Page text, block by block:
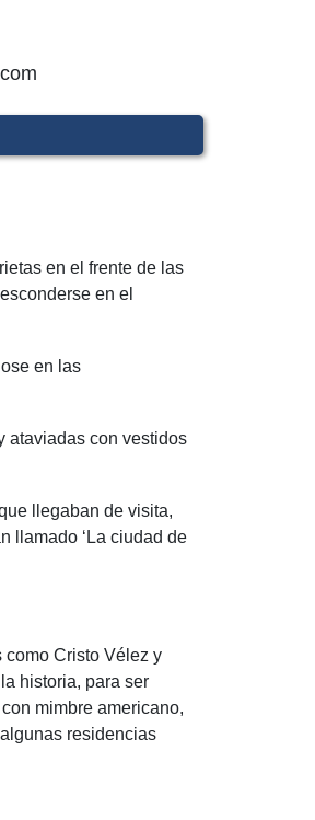
en el frente de las
en el
en las
ataviadas con vestidos
llegaban de visita,
llamado ‘La ciudad de
como Cristo Vélez y
historia, para ser
mimbre americano,
residencias